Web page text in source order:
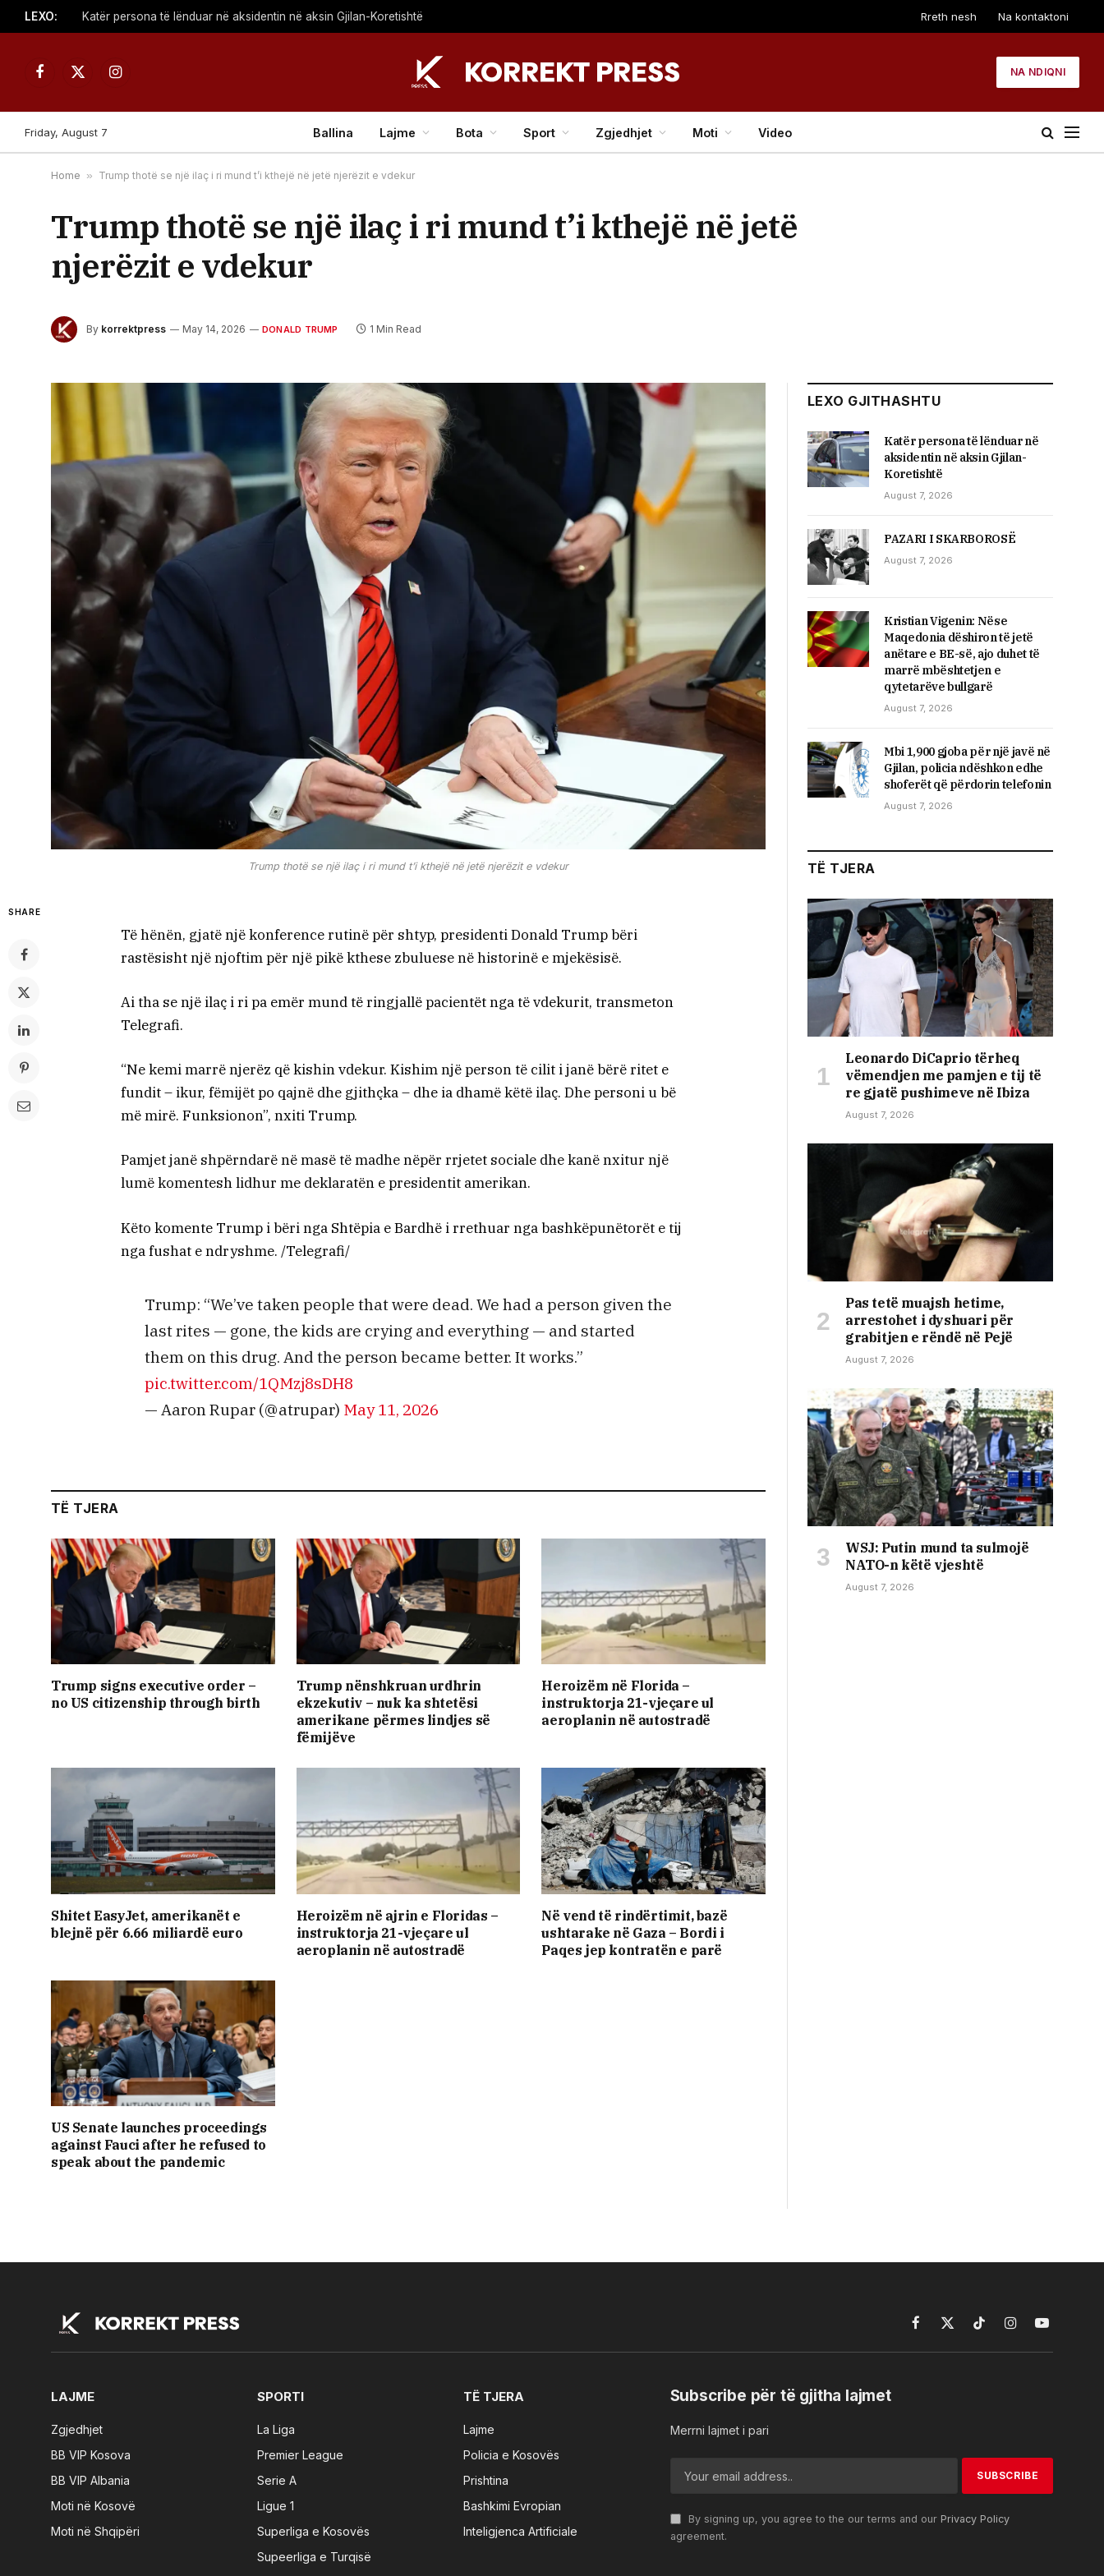
LEXO: Katër persona të lënduar në aksidentin në aksin Gjilan-Koretishtë Rreth nesh Na kontaktoni
Facebook
X
Instagram
NA NDIQNI
Friday, August 7 Ballina Lajme Bota Sport Zgjedhjet Moti Video
Home » Trump thotë se një ilaç i ri mund t’i kthejë në jetë njerëzit e vdekur
Trump thotë se një ilaç i ri mund t’i kthejë në jetë
njerëzit e vdekur
By korrektpress May 14, 2026 DONALD TRUMP 1 Min Read
Trump thotë se një ilaç i ri mund t’i kthejë në jetë njerëzit e vdekur
SHARE
Të hënën, gjatë një konference rutinë për shtyp, presidenti Donald Trump bëri
rastësisht një njoftim për një pikë kthese zbuluese në historinë e mjekësisë.
Ai tha se një ilaç i ri pa emër mund të ringjallë pacientët nga të vdekurit, transmeton
Telegrafi.
“Ne kemi marrë njerëz që kishin vdekur. Kishim një person të cilit i janë bërë ritet e
fundit – ikur, fëmijët po qajnë dhe gjithçka – dhe ia dhamë këtë ilaç. Dhe personi u bë
më mirë. Funksionon”, nxiti Trump.
Pamjet janë shpërndarë në masë të madhe nëpër rrjetet sociale dhe kanë nxitur një
lumë komentesh lidhur me deklaratën e presidentit amerikan.
Këto komente Trump i bëri nga Shtëpia e Bardhë i rrethuar nga bashkëpunëtorët e tij
nga fushat e ndryshme. /Telegrafi/
Trump: “We’ve taken people that were dead. We had a person given the
last rites — gone, the kids are crying and everything — and started
them on this drug. And the person became better. It works.”
pic.twitter.com/1QMzj8sDH8
— Aaron Rupar (@atrupar) May 11, 2026
TË TJERA
Trump signs executive order –
no US citizenship through birth
Trump nënshkruan urdhrin
ekzekutiv – nuk ka shtetësi
amerikane përmes lindjes së
fëmijëve
Heroizëm në Florida –
instruktorja 21-vjeçare ul
aeroplanin në autostradë
Shitet EasyJet, amerikanët e
blejnë për 6.66 miliardë euro
Heroizëm në ajrin e Floridas –
instruktorja 21-vjeçare ul
aeroplanin në autostradë
Në vend të rindërtimit, bazë
ushtarake në Gaza – Bordi i
Paqes jep kontratën e parë
US Senate launches proceedings
against Fauci after he refused to
speak about the pandemic
LEXO GJITHASHTU
Katër persona të lënduar në
aksidentin në aksin Gjilan-
Koretishtë
August 7, 2026
PAZARI I SKARBOROSË
August 7, 2026
Kristian Vigenin: Nëse
Maqedonia dëshiron të jetë
anëtare e BE-së, ajo duhet të
marrë mbështetjen e
qytetarëve bullgarë
August 7, 2026
Mbi 1,900 gjoba për një javë në
Gjilan, policia ndëshkon edhe
shoferët që përdorin telefonin
August 7, 2026
TË TJERA
Leonardo DiCaprio tërheq
vëmendjen me pamjen e tij të
re gjatë pushimeve në Ibiza
August 7, 2026
Pas tetë muajsh hetime,
arrestohet i dyshuari për
grabitjen e rëndë në Pejë
August 7, 2026
WSJ: Putin mund ta sulmojë
NATO-n këtë vjeshtë
August 7, 2026
Facebook
X
TikTokInstagramYouTube
LAJME
Zgjedhjet
BB VIP Kosova
BB VIP Albania
Moti në Kosovë
Moti në Shqipëri
SPORTI
La Liga
Premier League
Serie A
Ligue 1
Superliga e Kosovës
Supeerliga e Turqisë
TË TJERA
Lajme
Policia e Kosovës
Prishtina
Bashkimi Evropian
Inteligjenca Artificiale
Subscribe për të gjitha lajmet
Merrni lajmet i pari
By signing up, you agree to the our terms and our Privacy Policy
agreement.